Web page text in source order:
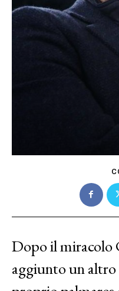
Dopo il miracolo
aggiunto un